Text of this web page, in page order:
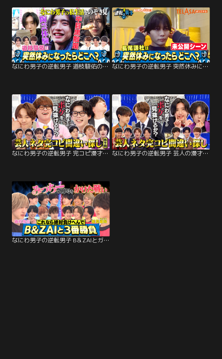
なにわ男子の逆転男子 道枝駿佑の休日に密着！日用品を買い物…リアルすぎる素顔放出 なにわ男子の逆転男子 突然休みになったらどこへ行く？長尾謙杜編【未公開映像】
なにわ男子の逆転男子 完コピ漫才後半戦！マユリカ＆東京ホテイソンにガチ挑戦！ なにわ男子の逆転男子 芸人の漫才を完コピ！忍ばせたなにわ男子のボケを見抜けるか？
なにわ男子の逆転男子 B＆ZAIとガチ対決！水風船バトルで全員びしょ濡れ！